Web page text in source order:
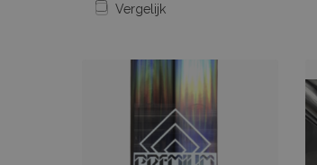
Vergelijk